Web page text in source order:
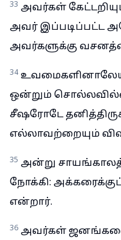
33 அவர்கள்
அவர் இப்படிப்பட்ட
அவர்களுக்கு
34
ஒன்றும்
சீஷரோடே
எல்லாவற்றையும்
35 அன்று
நோக்கி:
என்றார்.
36 அவர்கள் ஜனங்களை